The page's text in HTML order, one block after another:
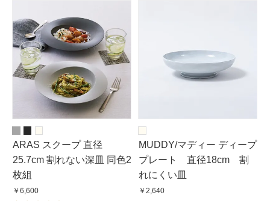
ARAS スクープ 直径
25.7cm 割れない深皿 同色2
枚組
￥6,600
MUDDY/マディー ディープ
プレート 直径18cm 割
れにくい皿
￥2,640